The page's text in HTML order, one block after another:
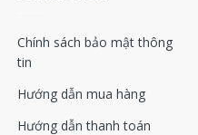
Chính sách bảo mật thông
tin
Hướng dẫn mua hàng
Hướng dẫn thanh toán